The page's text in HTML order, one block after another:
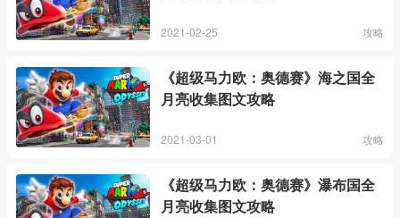
2021-02-25 攻略
《超级马力欧：奥德赛》海之国全
月亮收集图文攻略
2021-03-01 攻略
《超级马力欧：奥德赛》瀑布国全
月亮收集图文攻略